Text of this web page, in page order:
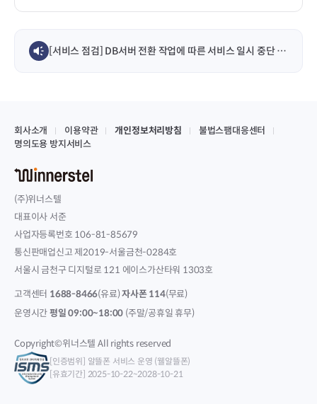
[서비스 점검] DB서버 전환 작업에 따른 서비스 일시 중단 안내
회사소개 이용약관 개인정보처리방침
불법스팸대응센터
명의도용 방지서비스
(주)위너스텔
대표이사 서준
사업자등록번호 106-81-85679
통신판매업신고 제2019-서울금천-0284호
서울시 금천구 디지털로 121 에이스가산타워 1303호
고객센터 1688-8466(유료)자사폰 114(무료)
운영시간평일 09:00~18:00 (주말/공휴일 휴무)
Copyright©위너스텔 All rights reserved
[인증범위] 알뜰폰 서비스 운영 (웰알뜰폰)
[유효기간] 2025-10-22~2028-10-21